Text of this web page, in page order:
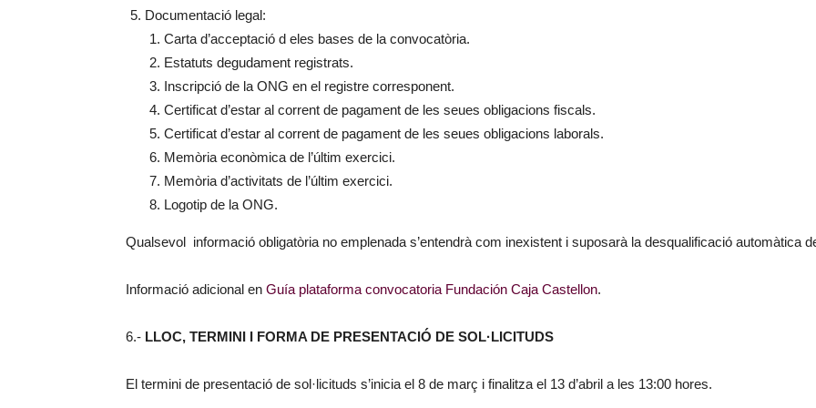
Documentació legal:
Carta d’acceptació d eles bases de la convocatòria.
Estatuts degudament registrats.
Inscripció de la ONG en el registre corresponent.
Certificat d’estar al corrent de pagament de les seues obligacions fiscals.
Certificat d’estar al corrent de pagament de les seues obligacions laborals.
Memòria econòmica de l’últim exercici.
Memòria d’activitats de l’últim exercici.
Logotip de la ONG.
Qualsevol informació obligatòria no emplenada s’entendrà com inexistent i suposarà la desqualificació automàtica
Informació adicional en Guía plataforma convocatoria Fundación Caja Castellon.
6.- LLOC, TERMINI I FORMA DE PRESENTACIÓ DE SOL·LICITUDS
El termini de presentació de sol·licituds s’inicia el 8 de març i finalitza el 13 d’abril a les 13:00 hores.